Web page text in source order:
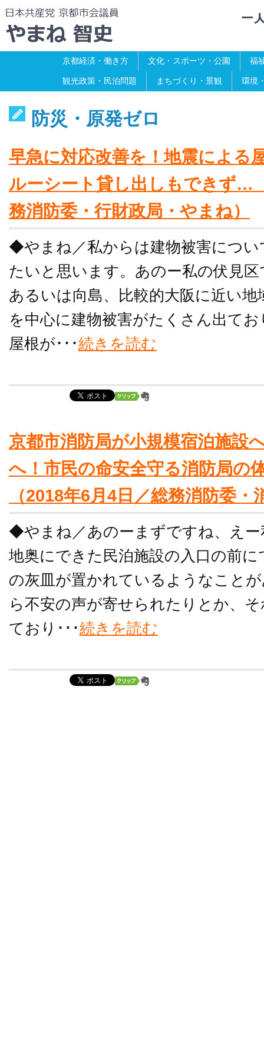
京都経済・働き方 文化・スポーツ・公園 福
観光政策・民泊問題 まちづくり・景観 環境
防災・原発ゼロ
早急に対応改善を！地震による
ルーシート貸し出しもできず…
務消防委・行財政局・やまね）
◆やまね／私からは建物被害につ
たいと思います。あのー私の伏見
あるいは向島、比較的大阪に近い
を中心に建物被害がたくさん出て
屋根が･･･続きを読む
京都市消防局が小規模宿泊施設
へ！市民の命安全守る消防局の
（2018年6月4日／総務消防委
◆やまね／あのーまずですね、え
地奥にできた民泊施設の入口の前
の灰皿が置かれているようなこと
ら不安の声が寄せられたりとか、
ており･･･続きを読む